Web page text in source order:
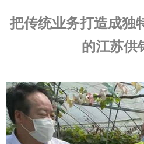
把传统业务打造成独
的江苏供